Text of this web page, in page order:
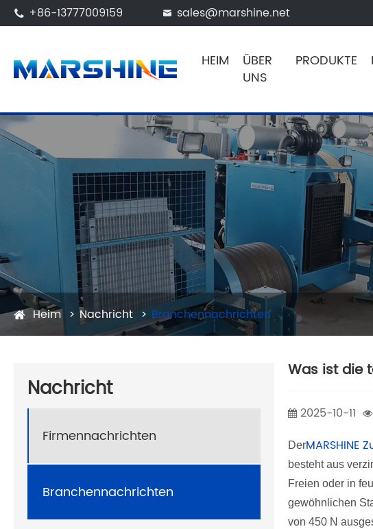
 +86-13777009159  sales@marshine.net
HEIM
ÜBER
UNS
PRODUKTE
Heim Nachricht Branchennachrichten
Nachricht
Firmennachrichten
Branchennachrichten
Was ist die
2025-10-11
DerMARSHINE
besteht aus
Freien oder in
gewöhnlichen
von 450 N